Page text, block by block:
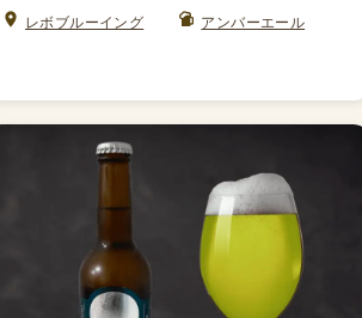
レボブルーイング
アンバーエール